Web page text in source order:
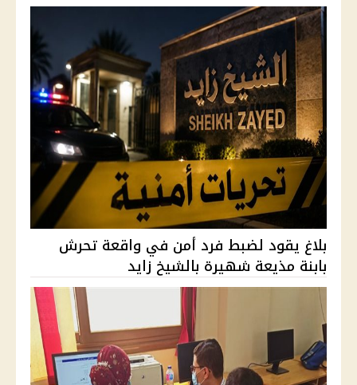
بلاغ يقود لضبط فرد أمن في واقعة تحرش
بابنة مذيعة شهيرة بالشيخ زايد